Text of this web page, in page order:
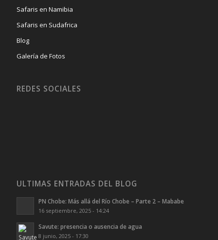
Safaris en Namibia
Safaris en Sudafrica
Blog
Galería de Fotos
REDES SOCIALES
ULTIMAS ENTRADAS DEL BLOG
PN Chobe: Más allá del Río Chobe – Parte 2 – Mababe
16 septiembre, 2025 - 14:24
Savute: presencia o ausencia de agua
8 junio, 2025 - 17:30